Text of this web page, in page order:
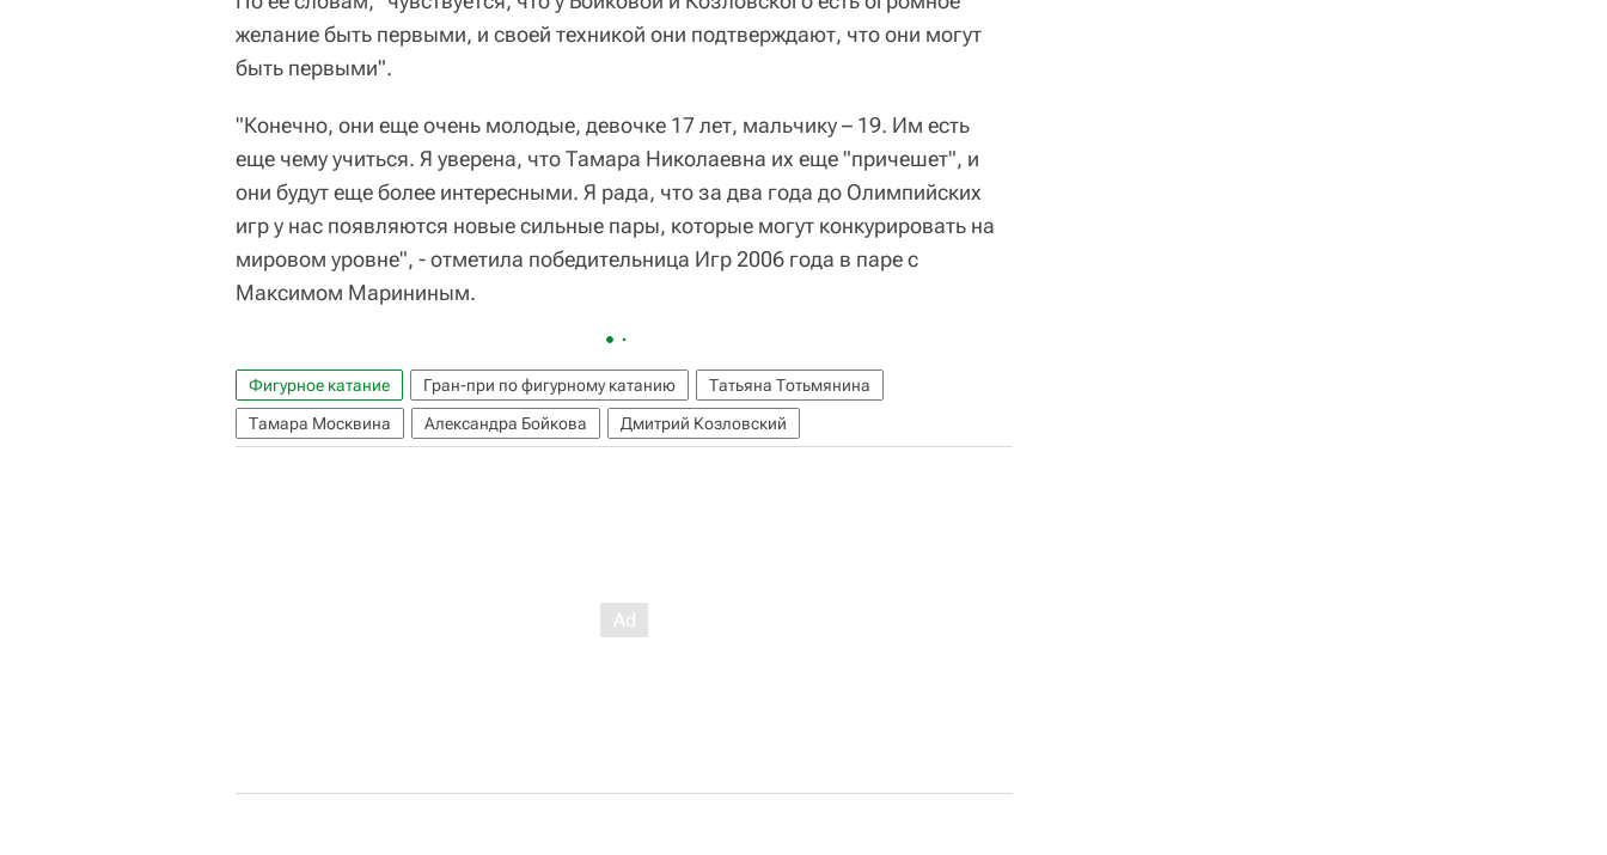
желание быть первыми, и своей техникой они подтверждают, что они могут
быть первыми".
"Конечно, они еще очень молодые, девочке 17 лет, мальчику – 19. Им есть
еще чему учиться. Я уверена, что Тамара Николаевна их еще "причешет", и
они будут еще более интересными. Я рада, что за два года до Олимпийских
игр у нас появляются новые сильные пары, которые могут конкурировать на
мировом уровне", - отметила победительница Игр 2006 года в паре с
Максимом Марининым.
Фигурное катание Гран-при по фигурному катанию
Татьяна Тотьмянина
Тамара Москвина
Александра Бойкова Дмитрий Козловский